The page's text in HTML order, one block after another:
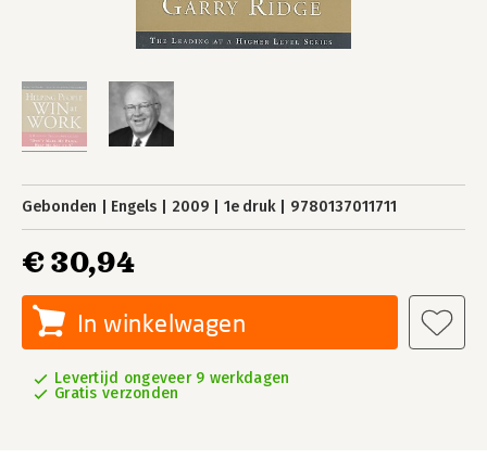
Gebonden Engels 2009 1e druk 9780137011711
€ 30,94
In winkelwagen
Levertijd ongeveer 9 werkdagen
Gratis verzonden